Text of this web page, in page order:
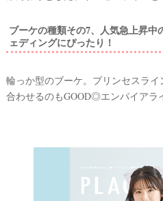
ブーケの種類その7、人気急上昇
ェディングにぴったり！
輪っか型のブーケ。プリンセスラ
合わせるのもGOOD◎エンパイアラ